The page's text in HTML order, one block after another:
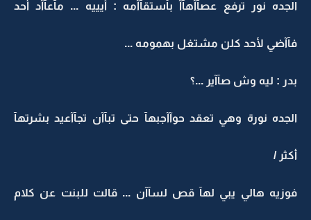
الجده نور ترفع عصآآهآآ بأستقآآمه : أيييه ... مآعآآد أحد
فآآضي لأحد كلن مشتغل بهمومه ...
بدر : ليه وش صآآير ...؟
الجده نورة وهي تعقد حوآآجبهآ حتى تبآآن تجآآعيد بشرتهآ
أكثر /
فوزيه هالي يبي لهآ قص لسآآن ... قالت للبنت عن كلام